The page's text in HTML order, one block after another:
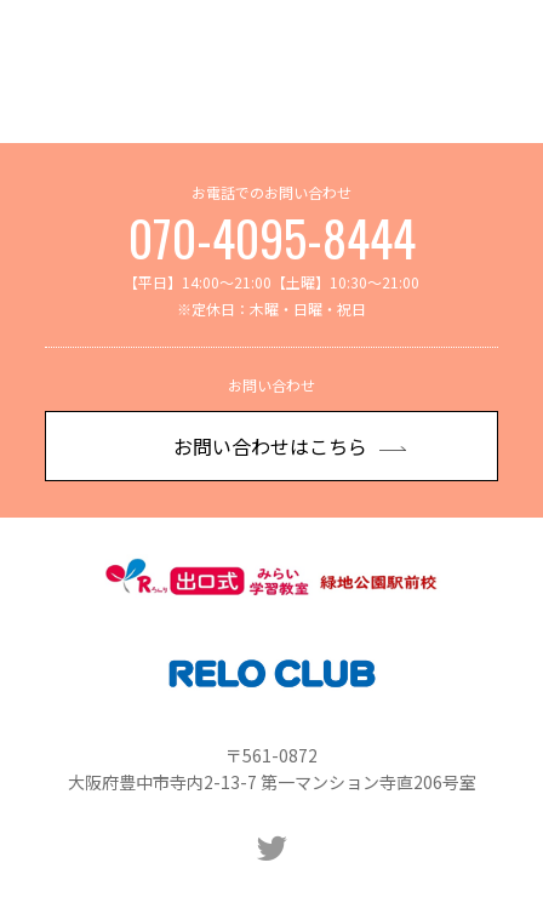
お電話でのお問い合わせ
070-4095-8444
【平日】14:00～21:00【土曜】10:30～21:00
※定休日：木曜・日曜・祝日
お問い合わせ
お問い合わせはこちら
〒561-0872
大阪府豊中市寺内2-13-7 第一マンション寺直206号室